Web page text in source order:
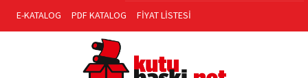
E-KATALOG PDF KATALOG FİYAT LİSTESİ